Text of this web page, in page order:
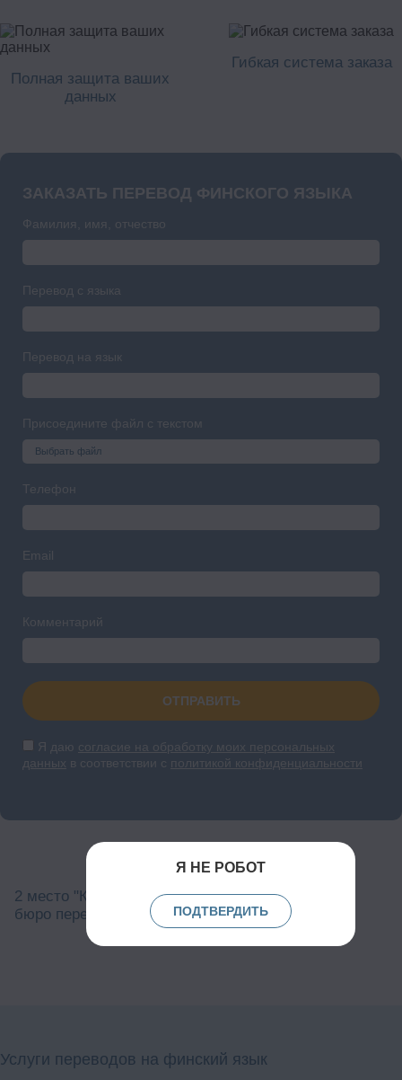
Я НЕ РОБОТ
ПОДТВЕРДИТЬ
Полная защита ваших
данных
Гибкая система заказа
ЗАКАЗАТЬ ПЕРЕВОД ФИНСКОГО ЯЗЫКА
Фамилия, имя, отчество
Перевод с языка
Перевод на язык
Присоедините файл с текстом
Выбрать файл
Телефон
Email
Комментарий
ОТПРАВИТЬ
Я даю согласие на обработку моих персональных
данных в соответствии с политикой конфиденциальности
2 место "Круглосуточные
бюро переводов"
Услуги переводов на финский язык